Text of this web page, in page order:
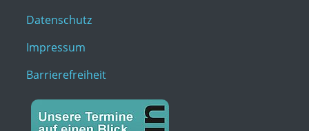
Datenschutz
Impressum
Barrierefreiheit